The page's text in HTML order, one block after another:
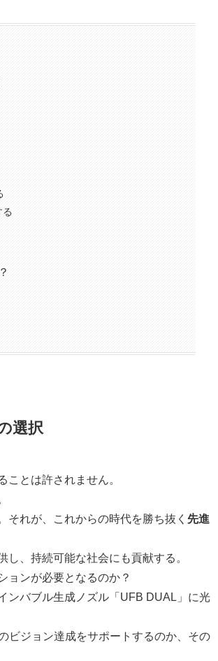
る
選択
とは許されません。
れが、これからの時代を勝ち抜く 先進
し、持続可能な社会にも貢献する。
ョンが必要となるのか？
ンバブル生成ノズル「UFB DUAL」に光
ビジョン達成をサポートするのか、その